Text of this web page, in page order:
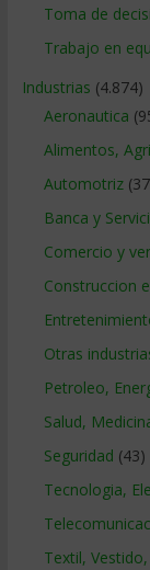
Toma de
Trabajo en
Industrias (4.874)
Aeronautica
Alimentos,
Automotriz
Banca y
Comercio y
Construccion
Otras
Petroleo,
Salud,
Seguridad (43)
Tecnologia,
Textil,